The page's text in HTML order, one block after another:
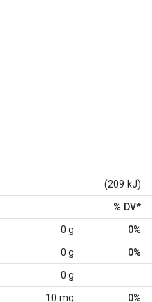
(209 kJ)
% DV*
0 g 0%
0 g 0%
0 g
10 mg 0%